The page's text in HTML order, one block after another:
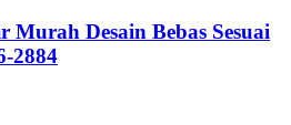
Murah Desain Bebas Sesuai
2884